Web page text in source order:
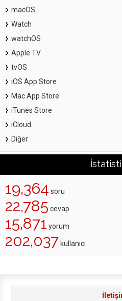
macOS
Watch
watchOS
Apple TV
tvOS
iOS App Store
Mac App Store
iTunes Store
iCloud
Diğer
19,364 soru
22,785 cevap
15,871 yorum
202,037 kullanıcı